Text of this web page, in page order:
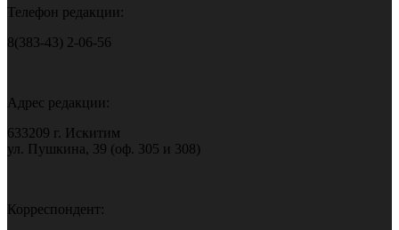
Телефон редакции:
8(383-43) 2-06-56
Адрес редакции:
633209 г. Искитим
ул. Пушкина, 39 (оф. 305 и 308)
Корреспондент: